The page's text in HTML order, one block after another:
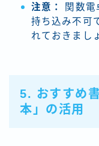
注意：
関数電
持ち込み不可
れておきまし
5. おすすめ
本」の活用